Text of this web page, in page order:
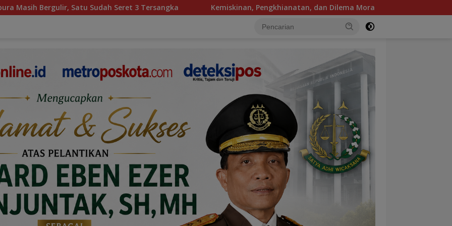
Seret 3 Tersangka Kemiskinan, Pengkhianatan, dan Dilema Moral Mengguncang Panggung Jakarta Utara, Sanggar